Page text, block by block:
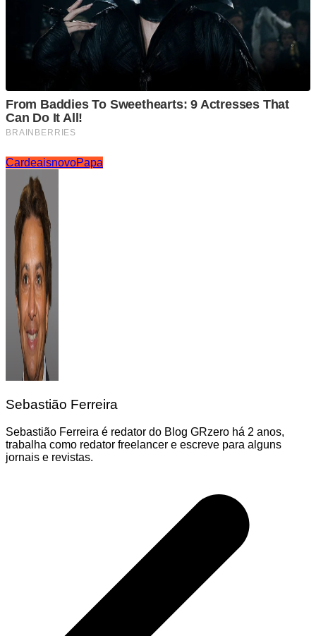
CardeaisnovoPapa
Sebastião Ferreira
Sebastião Ferreira é redator do Blog GRzero há 2 anos,
trabalha como redator freelancer e escreve para alguns
jornais e revistas.